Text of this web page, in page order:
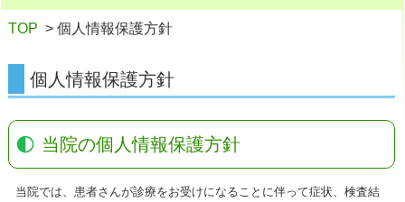
TOP > 個人情報保護方針
個人情報保護方針
当院の個人情報保護方針
当院では、患者さんが診療をお受けになることに伴って症状、検査結